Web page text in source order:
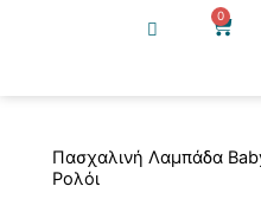
0
Cart
Πασχαλινή Λαμπάδα
Ρολόι